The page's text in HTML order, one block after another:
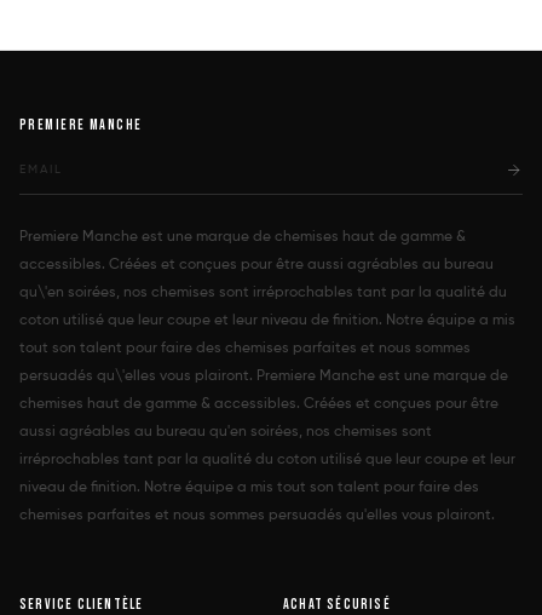
PREMIERE MANCHE
Premiere Manche est une marque de chemises haut de gamme &
accessibles. Créées et conçues pour être aussi agréables au bureau
qu\'en soirées, nos chemises sont irréprochables tant par la qualité du
coton utilisé que leur coupe et leur niveau de finition. Notre équipe a mis
tout son talent pour faire des chemises parfaites et nous sommes
persuadés qu\'elles vous plairont. Premiere Manche est une marque de
chemises haut de gamme & accessibles. Créées et conçues pour être
aussi agréables au bureau qu'en soirées, nos chemises sont
irréprochables tant par la qualité du coton utilisé que leur coupe et leur
niveau de finition. Notre équipe a mis tout son talent pour faire des
chemises parfaites et nous sommes persuadés qu'elles vous plairont.
SERVICE CLIENTÈLE ACHAT SÉCURISÉ